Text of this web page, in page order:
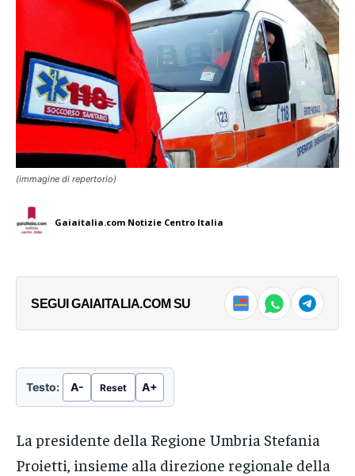
(immagine di repertorio)
Gaiaitalia.com Notizie Centro Italia
SEGUI GAIAITALIA.COM SU
Testo: A- Reset A+
La presidente della Regione Umbria Stefania
Proietti, insieme alla direzione regionale della